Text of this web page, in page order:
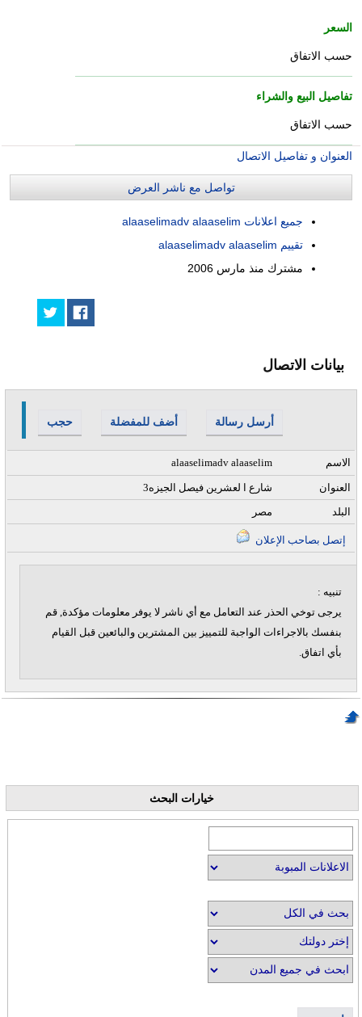
السعر
حسب الاتفاق
تفاصيل البيع والشراء
حسب الاتفاق
العنوان و تفاصيل الاتصال
تواصل مع ناشر العرض
جميع اعلانات alaaselimadv alaaselim
تقييم alaaselimadv alaaselim
مشترك منذ مارس 2006
بيانات الاتصال
حجب أضف للمفضلة أرسل رسالة
alaaselimadv alaaselim الاسم
3شارع ا لعشرين فيصل الجيزه
العنوان
مصر
البلد
تنبيه :
يرجى توخي الحذر عند التعامل مع أي ناشر لا يوفر معلومات مؤكدة, قم
بنفسك بالاجراءات الواجبة للتمييز بين المشترين والبائعين قبل القيام
بأي اتفاق.
خيارات البحث